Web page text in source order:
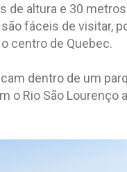
de altura e 30
fáceis de visitar,
centro de Quebec.
dentro de um
o Rio São Lourenço